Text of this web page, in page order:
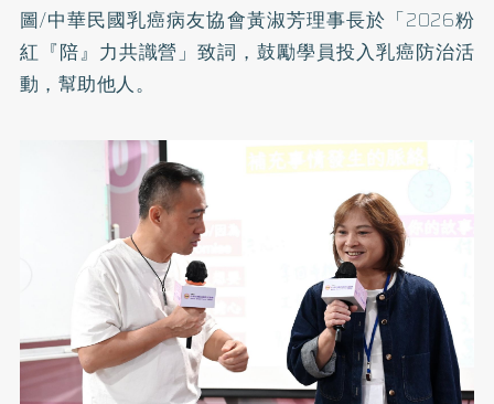
圖/中華民國乳癌病友協會黃淑芳理事長於「2026粉
紅『陪』力共識營」致詞，鼓勵學員投入乳癌防治活
動，幫助他人。